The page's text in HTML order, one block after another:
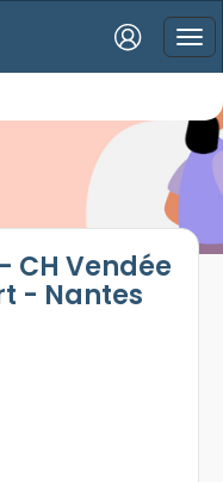
de passe oublié ?
Connexion
CH Vendée
- Nantes